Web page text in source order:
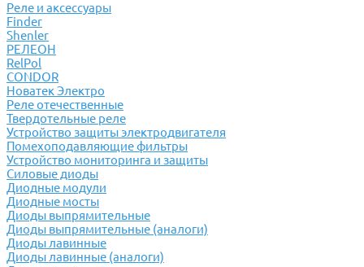
Реле и аксессуары
Finder
Shenler
РЕЛЕОН
RelPol
CONDOR
Новатек Электро
Реле отечественные
Твердотельные реле
Устройство защиты электродвигателя
Помехоподавляющие фильтры
Устройство мониторинга и защиты
Силовые диоды
Диодные модули
Диодные мосты
Диоды выпрямительные
Диоды выпрямительные (аналоги)
Диоды лавинные
Диоды лавинные (аналоги)